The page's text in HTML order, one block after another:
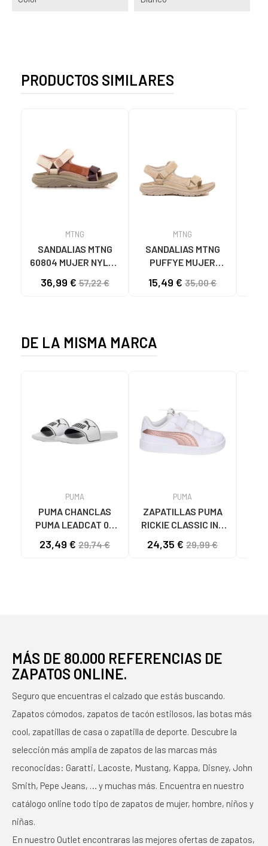
PRODUCTOS SIMILARES
MTNG
SANDALIAS MTNG
60804 MUJER NYLON
TAUPE C59615 - -
36,99 €57,22 €
MTNG
SANDALIAS MTNG
PUFFYE MUJER
C60056 C60056 -
15,49 € 35,00 €
DE LA MISMA MARCA
PUMA
PUMA CHANCLAS
PUMA LEADCAT 02
BLANCAS 02 WHITE
23,49 € 29,74 €
PUMA
ZAPATILLAS PUMA
RICKIE CLASSIC INF
- REF. 394254 04
24,35 € 29,99 €
MÁS DE 80.000 REFERENCIAS DE
ZAPATOS ONLINE.
Seguro que encuentras el calzado que estás buscando.
Zapatos cómodos, zapatos de tacón estilosos, las botas más
cool, zapatillas de casa o zapatilla de deporte. Descubre la
selección más amplia de zapatos de las marcas más
reconocidas: Garatti, Lacoste, Mustang, Kappa, Disney, John
Smith, Pepe Jeans, … y muchas más. Encuentra en nuestro
catálogo online todo tipo de zapatos de mujer, hombre, niños y
niñas.
En nuestro Outlet encontraras las mejores ofertas de zapatos,